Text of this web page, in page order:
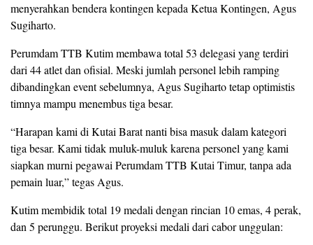
menyerahkan bendera kontingen kepada Ketua Kontingen, Agus
Sugiharto.
Perumdam TTB Kutim membawa total 53 delegasi yang terdiri
dari 44 atlet dan ofisial. Meski jumlah personel lebih ramping
dibandingkan event sebelumnya, Agus Sugiharto tetap optimistis
timnya mampu menembus tiga besar.
“Harapan kami di Kutai Barat nanti bisa masuk dalam kategori
tiga besar. Kami tidak muluk-muluk karena personel yang kami
siapkan murni pegawai Perumdam TTB Kutai Timur, tanpa ada
pemain luar,” tegas Agus.
Kutim membidik total 19 medali dengan rincian 10 emas, 4 perak,
dan 5 perunggu. Berikut proyeksi medali dari cabor unggulan: